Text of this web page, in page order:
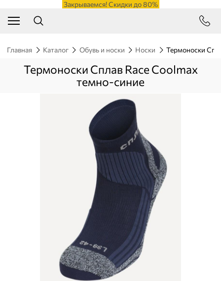
Закрываемся! Скидки до 80%
Главная Каталог Обувь и носки Носки Термоноски
Термоноски Сплав Race Coolmax
темно-синие